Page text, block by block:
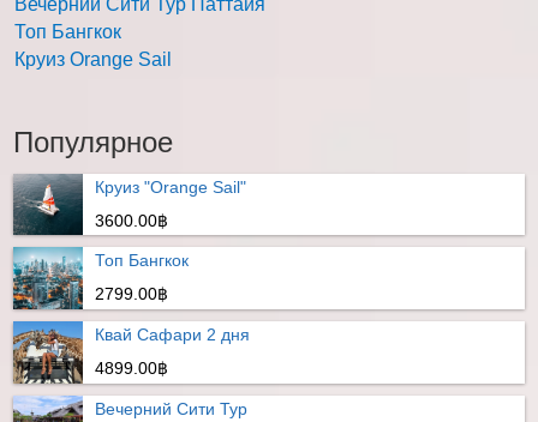
Вечерний Сити Тур Паттайя
Топ Бангкок
Круиз Orange Sail
Популярное
Круиз "Orange Sail"
3600.00฿
Топ Бангкок
2799.00฿
Квай Сафари 2 дня
4899.00฿
Вечерний Сити Тур